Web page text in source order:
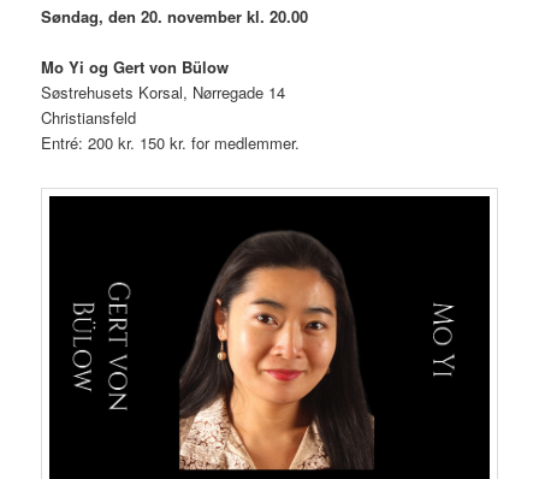
Søndag, den 20. november kl. 20.00
Mo Yi og Gert von Bülow
Søstrehusets Korsal, Nørregade 14
Christiansfeld
Entré: 200 kr. 150 kr. for medlemmer.